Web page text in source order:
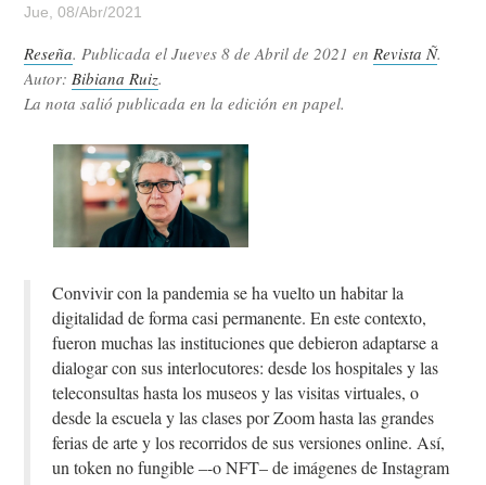
Jue, 08/Abr/2021
Reseña. Publicada elJueves 8 de Abril de 2021 enRevista Ñ.
Autor:Bibiana Ruiz.
La nota salió publicada en la edición en papel.
Convivir con la pandemia se ha vuelto un habitar la
digitalidad de forma casi permanente. En este contexto,
fueron muchas las instituciones que debieron adaptarse a
dialogar con sus interlocutores: desde los hospitales y las
teleconsultas hasta los museos y las visitas virtuales, o
desde la escuela y las clases por Zoom hasta las grandes
ferias de arte y los recorridos de sus versiones online. Así,
un token no fungible –-o NFT– de imágenes de Instagram